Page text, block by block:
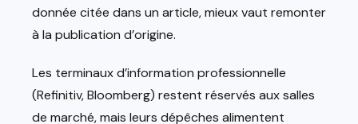
donnée citée dans un article, mieux vaut remonter
à la publication d’origine.
Les terminaux d’information professionnelle
(Refinitiv, Bloomberg) restent réservés aux salles
de marché, mais leurs dépêches alimentent